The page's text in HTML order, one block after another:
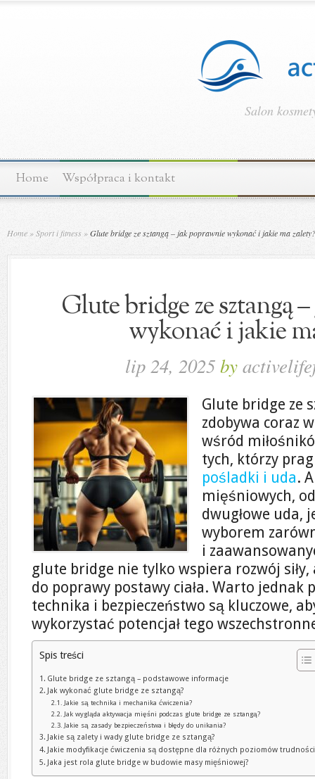
Salon
Home Współpraca i kontakt
Home »Sport i fitness »Glute bridge ze sztangą – jak poprawnie wykonać i jakie ma zalety?
Glute bridge ze sztangą
wykonać i jakie
lip 24, 2025by
Glute bridge ze
zdobywa coraz
wśród
tych, którzy
pośladki i uda.
mięśniowych,
dwugłowe uda,
wyborem
i
glute bridge nie tylko wspiera rozwój
do poprawy postawy ciała. Warto jednak
technika i bezpieczeństwo są kluczowe,
wykorzystać potencjał tego
Spis treści
Glute bridge ze sztangą – podstawowe informacje
Jak wykonać glute bridge ze sztangą?
Jakie są technika i mechanika ćwiczenia?
Jak wygląda aktywacja mięśni podczas glute bridge ze sztangą?
Jakie są zasady bezpieczeństwa i błędy do unikania?
Jakie są zalety i wady glute bridge ze sztangą?
Jakie modyfikacje ćwiczenia są dostępne dla różnych poziomów
Jaka jest rola glute bridge w budowie masy mięśniowej?